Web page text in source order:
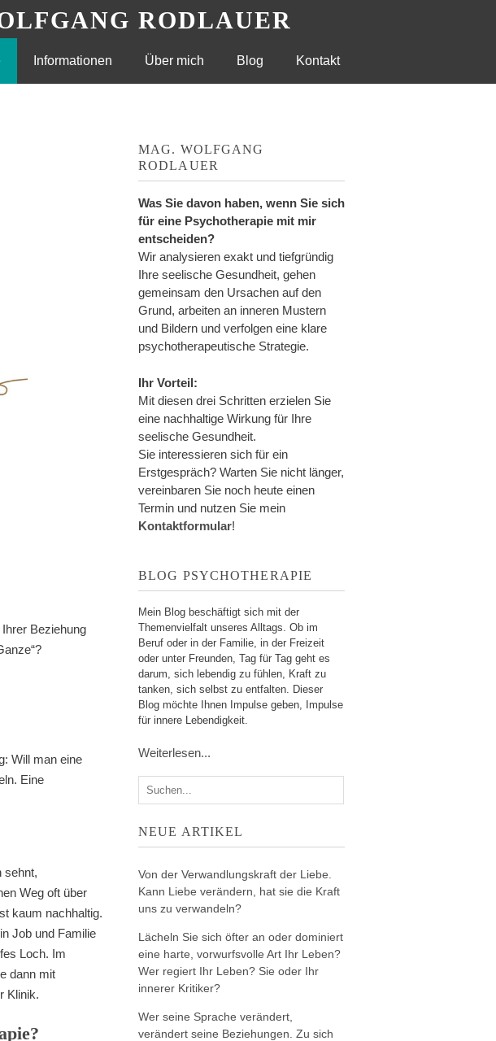
RODLAUER
Informationen Über mich Blog Kontakt
Beziehung
Will man eine
Eine
sehnt,
Weg oft über
kaum nachhaltig.
Job und Familie
Loch. Im
dann mit
Klinik.
MAG. WOLFGANG
RODLAUER
Was Sie davon haben, wenn Sie sich
für eine Psychotherapie mit mir
entscheiden?
Wir analysieren exakt und tiefgründig
Ihre seelische Gesundheit, gehen
gemeinsam den Ursachen auf den
Grund, arbeiten an inneren Mustern
und Bildern und verfolgen eine klare
psychotherapeutische Strategie.
Ihr Vorteil:
Mit diesen drei Schritten erzielen Sie
eine nachhaltige Wirkung für Ihre
seelische Gesundheit.
Sie interessieren sich für ein
Erstgespräch? Warten Sie nicht länger,
vereinbaren Sie noch heute einen
Termin und nutzen Sie mein
Kontaktformular!
BLOG PSYCHOTHERAPIE
Mein Blog beschäftigt sich mit der
Themenvielfalt unseres Alltags. Ob im
Beruf oder in der Familie, in der Freizeit
oder unter Freunden, Tag für Tag geht es
darum, sich lebendig zu fühlen, Kraft zu
tanken, sich selbst zu entfalten. Dieser
Blog möchte Ihnen Impulse geben, Impulse
für innere Lebendigkeit.
Weiterlesen...
NEUE ARTIKEL
Von der Verwandlungskraft der Liebe.
Kann Liebe verändern, hat sie die Kraft
uns zu verwandeln?
Lächeln Sie sich öfter an oder dominiert
eine harte, vorwurfsvolle Art Ihr Leben?
Wer regiert Ihr Leben? Sie oder Ihr
innerer Kritiker?
Wer seine Sprache verändert,
verändert seine Beziehungen. Zu sich